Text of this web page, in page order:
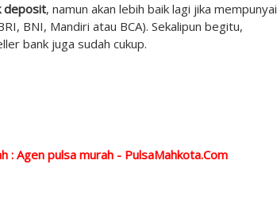
deposit, namun akan lebih baik lagi jika mempunyai
BNI, Mandiri atau BCA). Sekalipun begitu,
bank juga sudah cukup.
: Agen pulsa murah - PulsaMahkota.Com